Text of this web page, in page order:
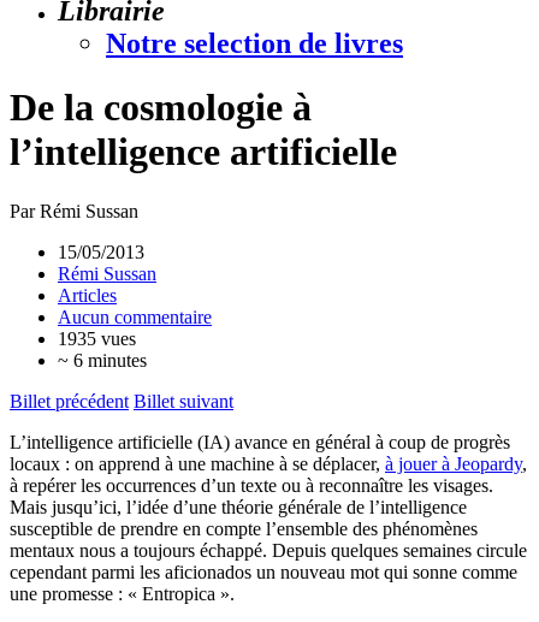
Librairie
Notre selection de livres
De la cosmologie à
l’intelligence artificielle
Par Rémi Sussan
15/05/2013
Rémi Sussan
Articles
Aucun commentaire
1935 vues
~ 6 minutes
Billet précédent Billet suivant
L’intelligence artificielle (IA) avance en général à coup de progrès
locaux : on apprend à une machine à se déplacer, à jouer à Jeopardy,
à repérer les occurrences d’un texte ou à reconnaître les visages.
Mais jusqu’ici, l’idée d’une théorie générale de l’intelligence
susceptible de prendre en compte l’ensemble des phénomènes
mentaux nous a toujours échappé. Depuis quelques semaines circule
cependant parmi les aficionados un nouveau mot qui sonne comme
une promesse : « Entropica ».